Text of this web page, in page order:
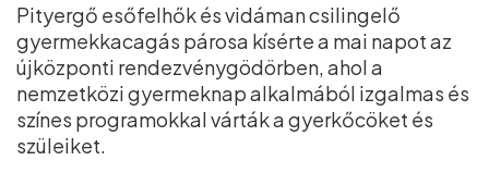
Pityergő esőfelhők és vidáman csilingelő
gyermekkacagás párosa kísérte a mai napot az
újközponti rendezvénygödörben, ahol a
nemzetközi gyermeknap alkalmából izgalmas és
színes programokkal várták a gyerkőcöket és
szüleiket.